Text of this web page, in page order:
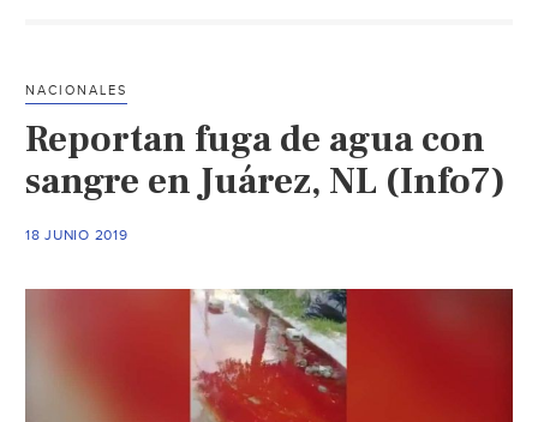
en
la
colonia
NACIONALES
Reportan fuga de agua con
sangre en Juárez, NL (Info7)
18 JUNIO 2019